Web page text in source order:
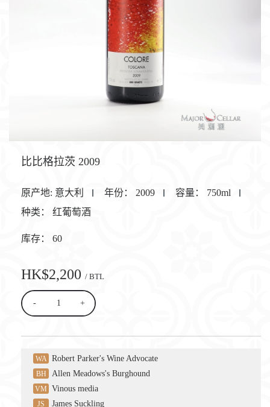
比比格拉茨 2009
原产地: 意大利 年份： 2009 容量：
750ml
种类：
红葡萄酒
库存： 60
HK$2,200 / BTL
- +
WA Robert Parker's Wine Advocate
BH Allen Meadows's Burghound
VM Vinous media
JS James Suckling